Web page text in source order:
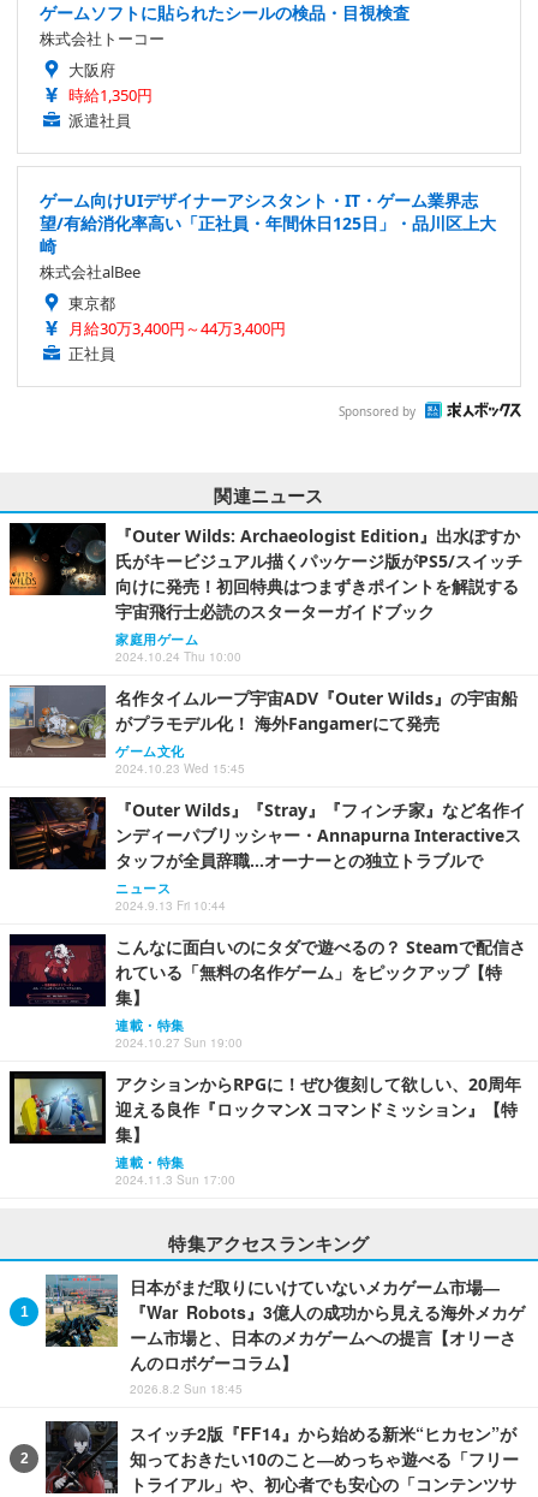
ゲームソフトに貼られたシールの検品・目視検査
株式会社トーコー
大阪府
時給1,350円
派遣社員
ゲーム向けUIデザイナーアシスタント・IT・ゲーム業界志
望/有給消化率高い「正社員・年間休日125日」・品川区上大
崎
株式会社alBee
東京都
月給30万3,400円～44万3,400円
正社員
Sponsored by
関連ニュース
『Outer Wilds: Archaeologist Edition』出水ぽすか
氏がキービジュアル描くパッケージ版がPS5/スイッチ
向けに発売！初回特典はつまずきポイントを解説する
宇宙飛行士必読のスターターガイドブック
家庭用ゲーム
2024.10.24 Thu 10:00
名作タイムループ宇宙ADV『Outer Wilds』の宇宙船
がプラモデル化！ 海外Fangamerにて発売
ゲーム文化
2024.10.23 Wed 15:45
『Outer Wilds』『Stray』『フィンチ家』など名作イ
ンディーパブリッシャー・Annapurna Interactiveス
タッフが全員辞職…オーナーとの独立トラブルで
ニュース
2024.9.13 Fri 10:44
こんなに面白いのにタダで遊べるの？ Steamで配信さ
れている「無料の名作ゲーム」をピックアップ【特
集】
連載・特集
2024.10.27 Sun 19:00
アクションからRPGに！ぜひ復刻して欲しい、20周年
迎える良作『ロックマンX コマンドミッション』【特
集】
連載・特集
2024.11.3 Sun 17:00
特集アクセスランキング
日本がまだ取りにいけていないメカゲーム市場―
『War Robots』3億人の成功から見える海外メカゲ
ーム市場と、日本のメカゲームへの提言【オリーさ
んのロボゲーコラム】
2026.8.2 Sun 18:45
スイッチ2版『FF14』から始める新米“ヒカセン”が
知っておきたい10のこと―めっちゃ遊べる「フリー
トライアル」や、初心者でも安心の「コンテンツサ